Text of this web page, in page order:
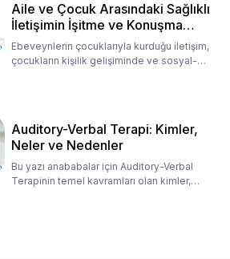
Aile ve Çocuk Arasındaki Sağlıklı
İletişimin İşitme ve Konuşma
Rehabilitasyonundaki Rolü
Ebeveynlerin çocuklarıyla kurduğu iletişim,
çocukların kişilik gelişiminde ve sosyal-
Auditory-Verbal Terapi: Kimler,
Neler ve Nedenler
Bu yazı anababalar için Auditory-Verbal
Terapinin temel kavramları olan kimler,